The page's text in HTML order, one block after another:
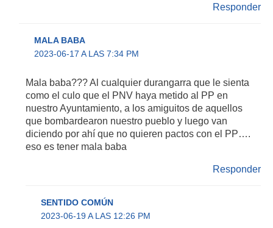
Responder
MALA BABA
2023-06-17 A LAS 7:34 PM
Mala baba??? Al cualquier durangarra que le sienta
como el culo que el PNV haya metido al PP en
nuestro Ayuntamiento, a los amiguitos de aquellos
que bombardearon nuestro pueblo y luego van
diciendo por ahí que no quieren pactos con el PP….
eso es tener mala baba
Responder
SENTIDO COMÚN
2023-06-19 A LAS 12:26 PM